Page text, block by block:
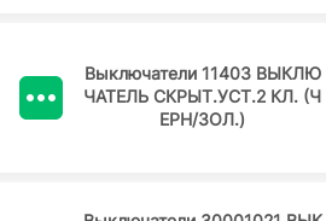
Выключатели 11403 ВЫКЛЮ
ЧАТЕЛЬ СКРЫТ.УСТ.2 КЛ. (Ч
ЕРН/ЗОЛ.)